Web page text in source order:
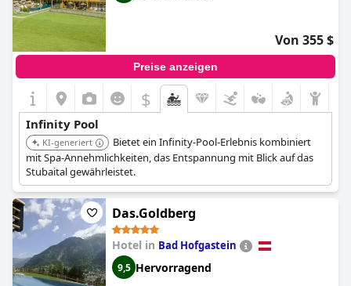
Von 355 $
Preise anzeigen
$
Infinity Pool
KI-generiert
Bietet ein Infinity-Pool-Erlebnis kombiniert
mit Spa-Annehmlichkeiten, das Entspannung mit Blick auf das
Stubaital gewährleistet.
Das.Goldberg
Hotel in Bad Hofgastein
9,5 Hervorragend